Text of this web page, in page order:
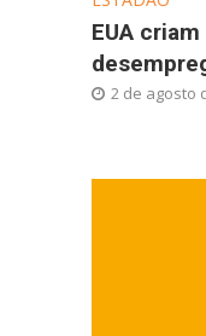
EUA
2 de agosto